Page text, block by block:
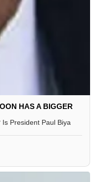
HAS A BIGGER
President Paul Biya